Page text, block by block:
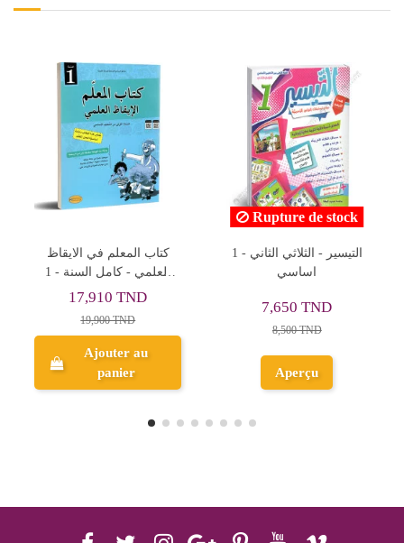
التيسير - الثلاثي الثاني - 1
اساسي
7,650 TND
Aperçu
المدعم للنجاح - الثلاثي
الثالث - 1 اساسي
11,950 TND
Ajouter au
panier